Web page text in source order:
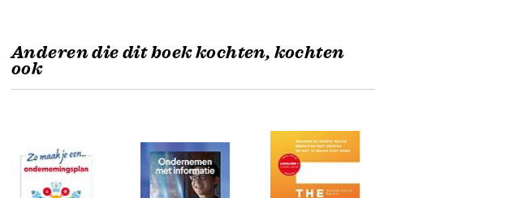
Anderen die dit boek kochten, kochten
ook